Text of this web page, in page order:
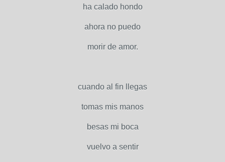
ha calado hondo
ahora no puedo
morir de amor.
cuando al fin llegas
tomas mis manos
besas mi boca
vuelvo a sentir